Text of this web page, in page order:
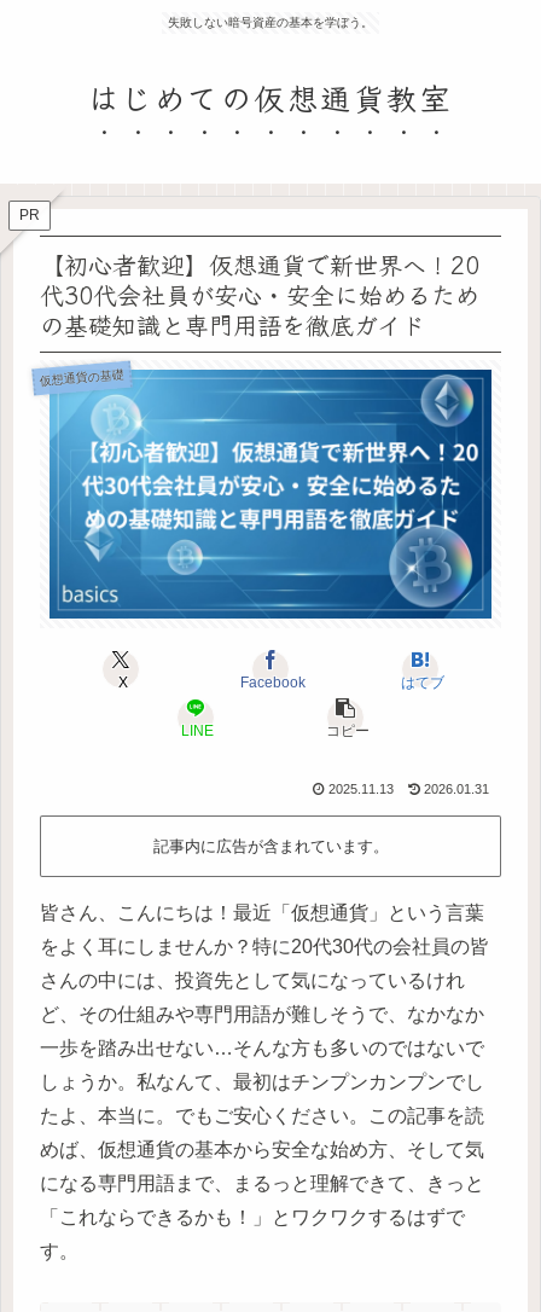
失敗しない暗号資産の基本を学ぼう。
はじめての仮想通貨教室
PR
【初心者歓迎】仮想通貨で新世界へ！20
代30代会社員が安心・安全に始めるため
の基礎知識と専門用語を徹底ガイド
仮想通貨の基礎
X Facebook はてブ
LINE コピー
2025.11.13 2026.01.31
記事内に広告が含まれています。
皆さん、こんにちは！最近「仮想通貨」という言葉
をよく耳にしませんか？特に20代30代の会社員の皆
さんの中には、投資先として気になっているけれ
ど、その仕組みや専門用語が難しそうで、なかなか
一歩を踏み出せない…そんな方も多いのではないで
しょうか。私なんて、最初はチンプンカンプンでし
たよ、本当に。でもご安心ください。この記事を読
めば、仮想通貨の基本から安全な始め方、そして気
になる専門用語まで、まるっと理解できて、きっと
「これならできるかも！」とワクワクするはずで
す。